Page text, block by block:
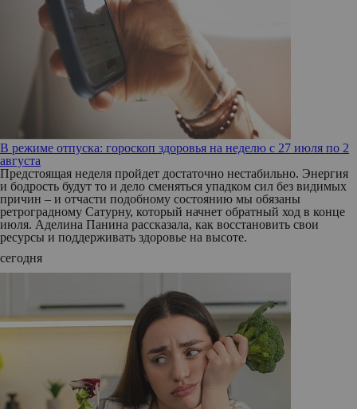
В режиме отпуска: гороскоп здоровья на неделю с 27 июля по 2
августа
Предстоящая неделя пройдет достаточно нестабильно. Энергия
и бодрость будут то и дело сменяться упадком сил без видимых
причин – и отчасти подобному состоянию мы обязаны
ретроградному Сатурну, который начнет обратный ход в конце
июля. Аделина Панина рассказала, как восстановить свои
ресурсы и поддерживать здоровье на высоте.
сегодня